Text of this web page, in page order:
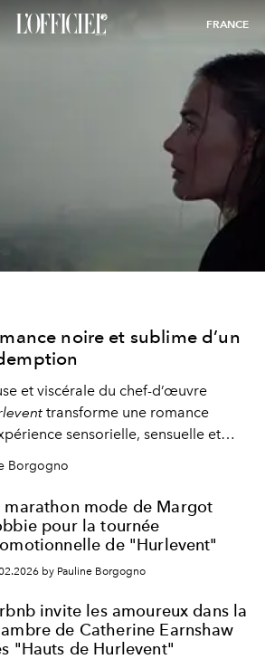
FRANCE
noire et sublime d’un
et viscérale du chef-d’œuvre
transforme une romance
sensorielle, sensuelle et
pour frapper le spectateur en
Borgogno
marathon mode de Margot
pour la tournée
de "Hurlevent"
by Pauline Borgogno
invite les amoureux dans la
de Catherine Earnshaw
"Hauts de Hurlevent"